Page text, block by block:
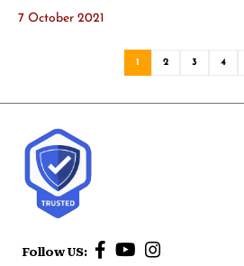
7 October 2021
1 2 3 4
Follow US: